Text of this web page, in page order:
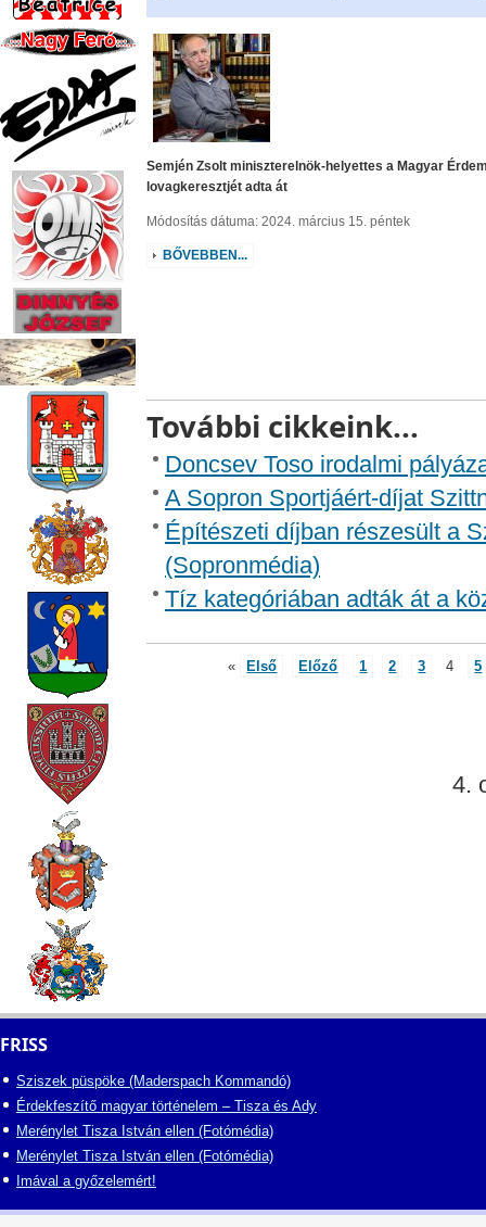
Semjén Zsolt miniszterelnök-helyettes a Magyar
lovagkeresztjét adta át
Módosítás dátuma: 2024. március 15. péntek
BŐVEBBEN...
További cikkeink...
Doncsev Toso irodalmi
A Sopron Sportjáért-díjat
Építészeti díjban részesült a
(Sopronmédia)
Tíz kategóriában adták át a
« Első Előző 1 2 3 4 5
4.
FRISS
Sziszek püspöke (Maderspach Kommandó)
Érdekfeszítő magyar történelem – Tisza és Ady
Merénylet Tisza István ellen (Fotómédia)
Merénylet Tisza István ellen (Fotómédia)
Imával a győzelemért!